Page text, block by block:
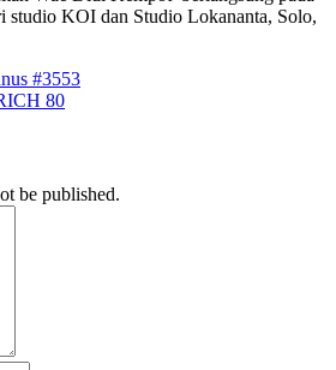
studio KOI dan Studio Lokananta, Solo,
#3553
80
be published.